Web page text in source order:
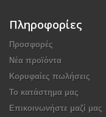
Πληροφορίες
Προσφορές
Νέα προϊόντα
Κορυφαίες πωλήσεις
Το κατάστημα μας
Επικοινωνήστε μαζί μας